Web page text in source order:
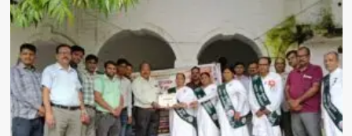
दिल्ली
चैम्प्स
स्कूल
में
3
6
वर्ष
के